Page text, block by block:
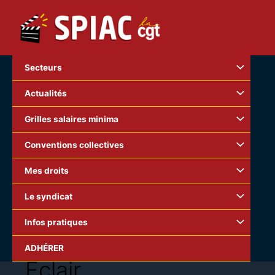
contenu
Secteurs
Actualités
Grilles salaires minima
Conventions collectives
Mes droits
Le syndicat
Infos pratiques
ADHÉRER